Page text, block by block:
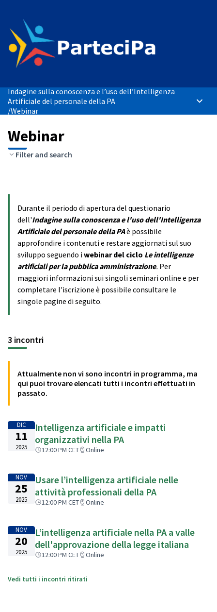
Indagine sulla conoscenza e l’uso dell’Intelligenza
Artificiale del personale della PA
/Webinar
Webinar
Filter and search
Durante il periodo di apertura del questionario
dell'Indagine sulla conoscenza e l'uso dell'Intelligenza
Artificiale del personale della PAè possibile
approfondire i contenuti e restare aggiornati sul suo
sviluppo seguendo iwebinar del ciclo Le intelligenze
artificiali per la pubblica amministrazione. Per
maggiori informazioni sui singoli seminari online e per
completare l'iscrizione è possibile consultare le
singole pagine di seguito.
3 incontri
Attualmente non vi sono incontri in programma, ma
qui puoi trovare elencati tutti i incontri effettuati in
passato.
DIC
11
2025
Intelligenza artificiale e impatti
organizzativi nella PA
12:00 PM CET Online
NOV
25
2025
Usare l’intelligenza artificiale nelle
attività professionali della PA
12:00 PM CET Online
NOV
20
2025
L’intelligenza artificiale nella PA a valle
dell'approvazione della legge italiana
12:00 PM CET Online
Vedi tutti i incontri ritirati